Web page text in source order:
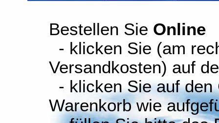
Bestellen Sie Online
- klicken Sie (am
Versandkosten) auf
- klicken Sie auf
Warenkorb wie